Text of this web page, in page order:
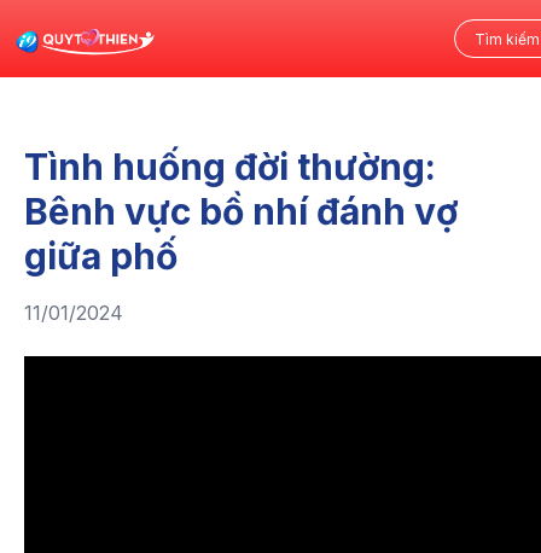
Tình huống đời thường:
Bênh vực bồ nhí đánh vợ
giữa phố
11/01/2024